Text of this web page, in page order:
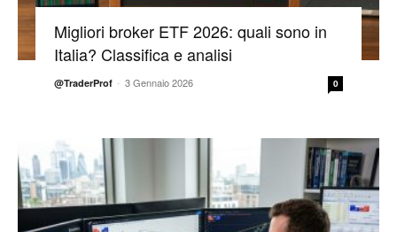
Migliori broker ETF 2026: quali sono in
Italia? Classifica e analisi
@TraderProf - 3 Gennaio 2026 0